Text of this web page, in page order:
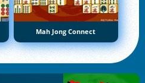
Mah Jong Connect